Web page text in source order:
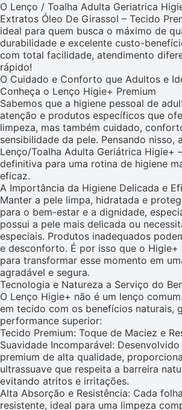
O Lenço / Toalha Adulta Geriatrica
Extratos Óleo De Girassol – Tecido
ideal para quem busca o máximo de
durabilidade e excelente custo-
com total facilidade, atendimento
rápido!
O Cuidado e Conforto que Adultos e
Conheça o Lenço Higie+ Premium
Sabemos que a higiene pessoal de
atenção e produtos específicos que
limpeza, mas também cuidado,
sensibilidade da pele. Pensando nisso,
Lenço/Toalha Adulta Geriátrica Higie+
definitiva para uma rotina de higiene
eficaz.
A Importância da Higiene Delicada e
Manter a pele limpa, hidratada e
para o bem-estar e a dignidade,
possui a pele mais delicada ou
especiais. Produtos inadequados
e desconforto. É por isso que o
para transformar esse momento em
agradável e segura.
Tecnologia e Natureza a Serviço do
O Lenço Higie+ não é um lenço
em tecido com os benefícios naturais,
performance superior:
Tecido Premium: Toque de Maciez e
Suavidade Incomparável:
premium de alta qualidade,
ultrassuave que respeita a barreira
evitando atritos e irritações.
Alta Absorção e Resistência: Cada
resistente, ideal para uma limpeza